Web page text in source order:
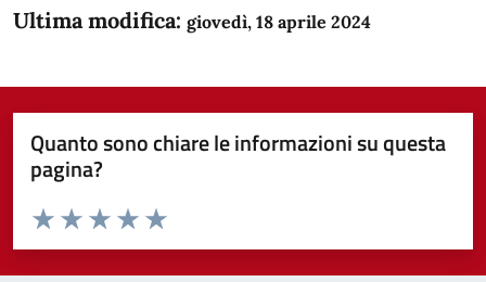
Ultima modifica: giovedì, 18 aprile 2024
Quanto sono chiare le informazioni su questa
pagina?
Domanda
Valuta da 1 a 5 stelle la pagina
Valuta 5 stelle su 5
Valuta 4 stelle su 5
Valuta 3 stelle su 5
Valuta 2 stelle su 5
Valuta 1 stelle su 5